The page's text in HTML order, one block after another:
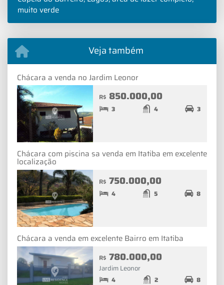
muito verde
Veja também
Chácara a venda no Jardim Leonor
R$ 850.000,00
3 4 3
Chácara com piscina sa venda em Itatiba em excelente
localização
R$ 750.000,00
4 5 8
Chácara a venda em excelente Bairro em Itatiba
R$ 780.000,00
Jardim Leonor
4 2 8